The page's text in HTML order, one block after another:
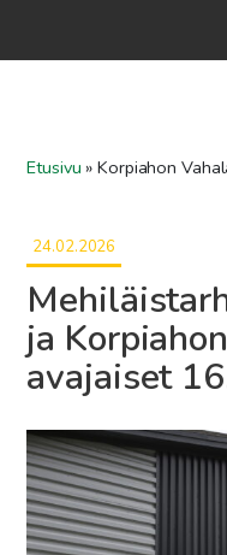
Jälleenmyyjät
Yritys
Yhteydenotto
Etusivu »Korpiahon
24.02.2026
ja
avajaiset